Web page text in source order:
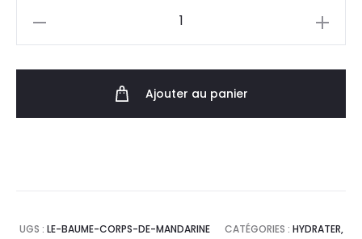
Ajouter au panier
UGS : LE-BAUME-CORPS-DE-MANDARINE CATÉGORIES : HYDRATER,